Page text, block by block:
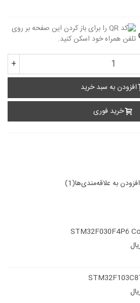
+
افزودن به سبد خرید
خرید فوری
افزودن به علاقه‌مندی‌ها(
1
)